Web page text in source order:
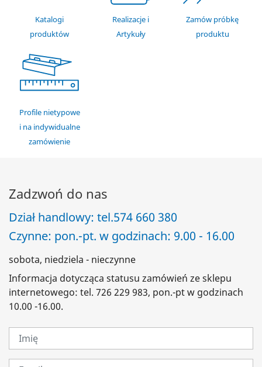
Katalogi
produktów
Realizacje i
Artykuły
Zamów próbkę
produktu
Profile nietypowe
i na indywidualne
zamówienie
Zadzwoń do nas
Dział handlowy: tel.574 660 380
Czynne: pon.-pt. w godzinach: 9.00 - 16.00
sobota, niedziela - nieczynne
Informacja dotycząca statusu zamówień ze sklepu
internetowego: tel. 726 229 983, pon.-pt w godzinach
10.00 -16.00.